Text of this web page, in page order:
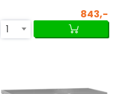
843,-
1